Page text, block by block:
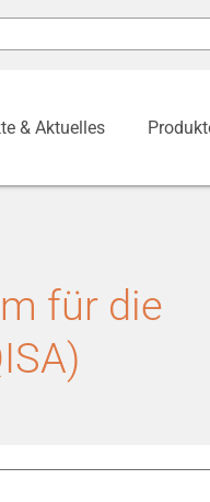
& Aktuelles
für die